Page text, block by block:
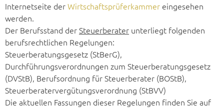
Internetseite derWirtschaftsprüferkammer eingesehen
werden.
Der Berufsstand derSteuerberater unterliegt folgenden
berufsrechtlichen Regelungen:
Steuerberatungsgesetz (StBerG),
Durchführungsverordnungen zum Steuerberatungsgesetz
(DVStB), Berufsordnung für Steuerberater (BOStB),
Steuerberatervergütungsverordnung (StBVV)
Die aktuellen Fassungen dieser Regelungen finden Sie auf